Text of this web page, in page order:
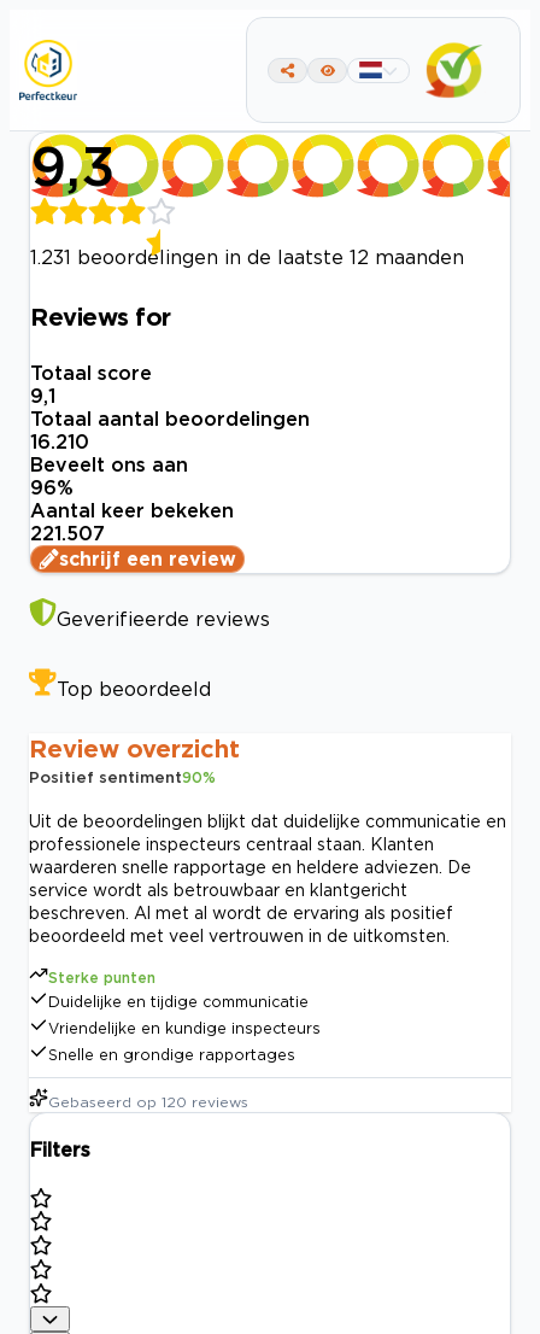
9,3
1.231 beoordelingen in de laatste 12 maanden
Reviews for
Totaal score
9,1
Totaal aantal beoordelingen
16.210
Beveelt ons aan
96%
Aantal keer bekeken
221.507
schrijf een review
Geverifieerde reviews
Top beoordeeld
Review overzicht
Positief sentiment90%
Uit de beoordelingen blijkt dat duidelijke communicatie en
professionele inspecteurs centraal staan. Klanten
waarderen snelle rapportage en heldere adviezen. De
service wordt als betrouwbaar en klantgericht
beschreven. Al met al wordt de ervaring als positief
beoordeeld met veel vertrouwen in de uitkomsten.
Sterke punten
Duidelijke en tijdige communicatie
Vriendelijke en kundige inspecteurs
Snelle en grondige rapportages
Gebaseerd op 120 reviews
Filters